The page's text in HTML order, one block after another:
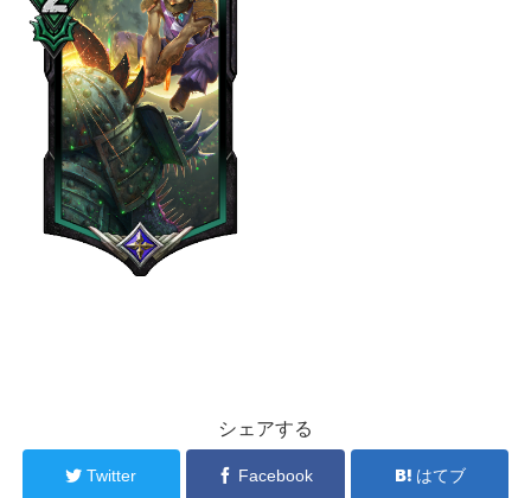
シェアする
Twitter Facebook はてブ